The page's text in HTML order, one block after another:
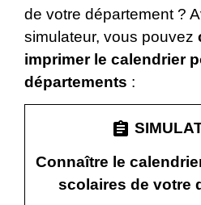
de votre département ?
simulateur, vous pouvez
imprimer le calendrier
départements :
assignment
Connaître le
scolaires de votre